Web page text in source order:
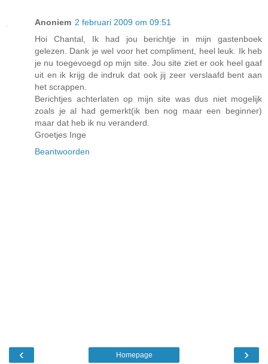
Anoniem 2 februari 2009 om 09:51
Hoi Chantal, Ik had jou berichtje in mijn gastenboek
gelezen. Dank je wel voor het compliment, heel leuk. Ik heb
je nu toegevoegd op mijn site. Jou site ziet er ook heel gaaf
uit en ik krijg de indruk dat ook jij zeer verslaafd bent aan
het scrappen.
Berichtjes achterlaten op mijn site was dus niet mogelijk
zoals je al had gemerkt(ik ben nog maar een beginner)
maar dat heb ik nu veranderd.
Groetjes Inge
Beantwoorden
‹ ›
Homepage